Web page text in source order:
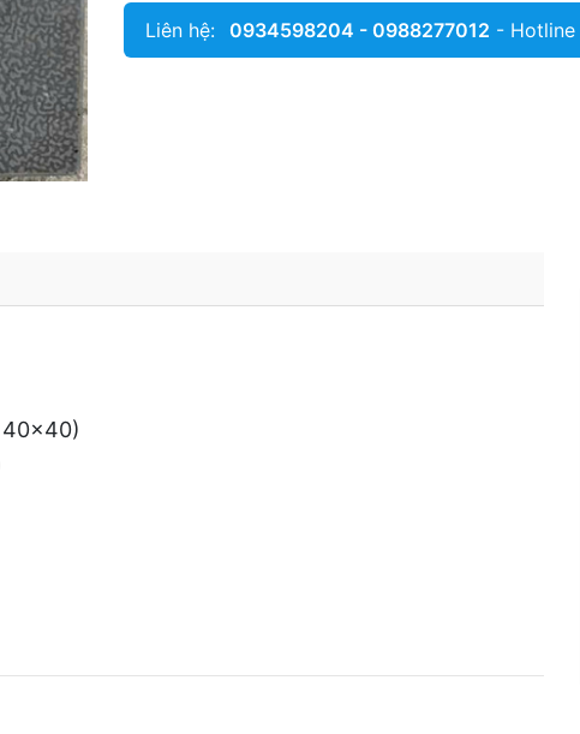
Liên hệ: 0934598204 - 0988277012 - Hotline
40×40)